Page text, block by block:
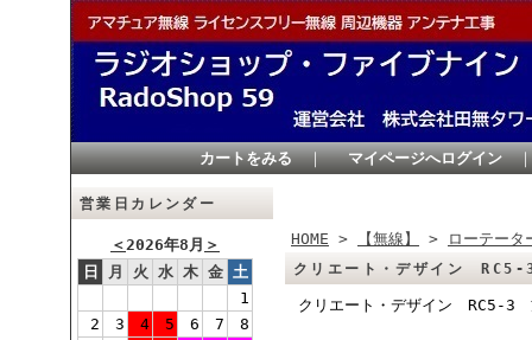
カートをみる ｜ マイページへログイン
営業日カレンダー
＜2026年8月 ＞
日
月 火 水 木 金 土
1
2
3 4 5 6 7
8
HOME > 【無線】 > ローテータ
クリエート・デザイン
クリエート・デザイン RC5-3